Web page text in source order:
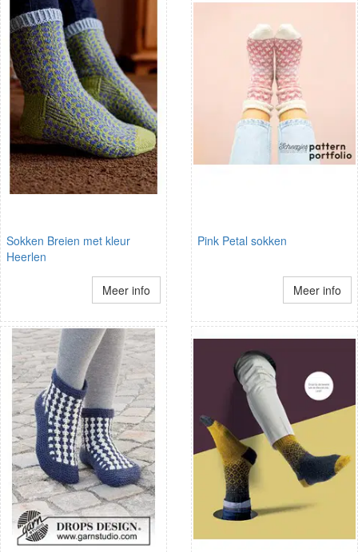
Sokken Breien met kleur
Heerlen
Meer info
Pink Petal sokken
Meer info